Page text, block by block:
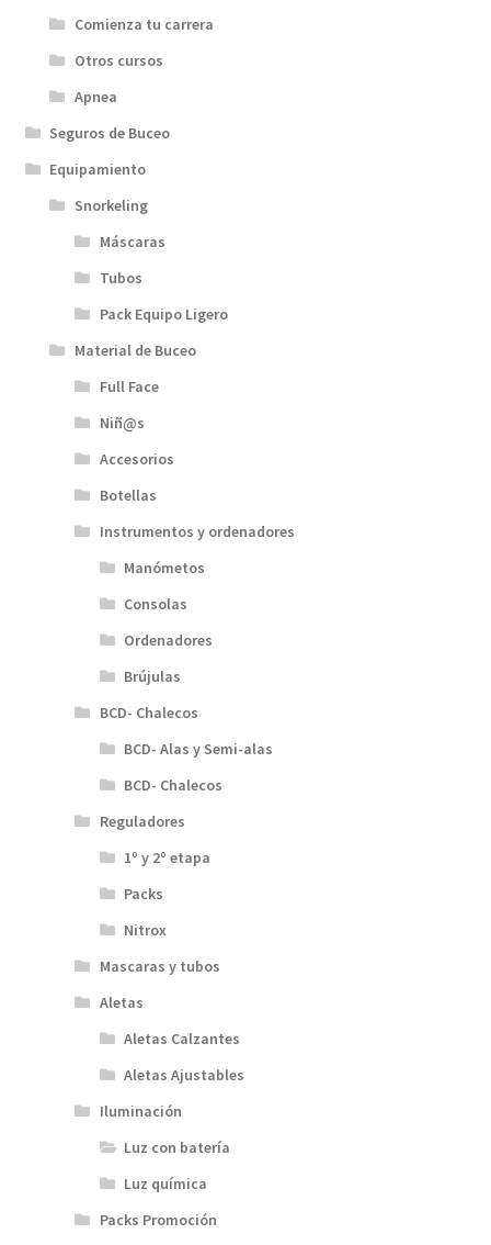
Comienza tu carrera
Otros cursos
Apnea
Seguros de Buceo
Equipamiento
Snorkeling
Máscaras
Tubos
Pack Equipo Ligero
Material de Buceo
Full Face
Niñ@s
Accesorios
Botellas
Instrumentos y ordenadores
Manómetos
Consolas
Ordenadores
Brújulas
BCD- Chalecos
BCD- Alas y Semi-alas
BCD- Chalecos
Reguladores
1º y 2º etapa
Packs
Nitrox
Mascaras y tubos
Aletas
Aletas Calzantes
Aletas Ajustables
Iluminación
Luz con batería
Luz química
Packs Promoción